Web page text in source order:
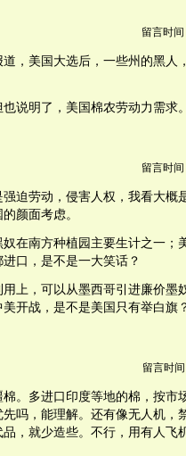
留言时间
，美国大选后，一些州的黑人
说明了，美国棉农劳动力需求
留言时间
迫劳动，侵害人权，我看大概
颜面考虑。
在南方种植园主要生计之一；
口，是不是一大笑话？
上，可以从墨西哥引进廉价墨
开战，是不是美国只有举白旗
留言时间
。多进口印度等地的棉，按市
吗，能理解。还有像无人机，
，就少造些。不行，用有人飞